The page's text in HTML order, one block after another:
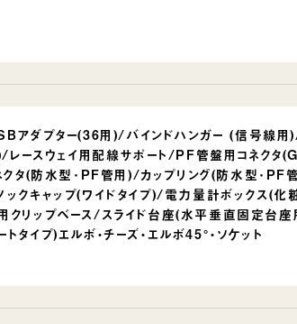
アダプター(36用)/バインドハンガー (信号線用
ースウェイ用配線サポート/PF管盤用コネクタ
クタ(防水型･PF管用)/カップリング(防水型･PF
キャップ(ワイドタイプ)/電力量計ボックス(化
クリップベース/スライド台座(水平垂直固定台
イプ)エルボ・チーズ・エルボ45°・ソケット